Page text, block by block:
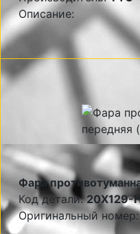
Описание:
Фара
Код детали:20X129-
Оригинальный номер: